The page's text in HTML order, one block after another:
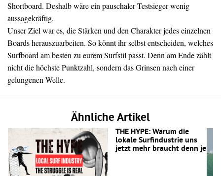
Shortboard. Deshalb wäre ein pauschaler Testsieger wenig
aussagekräftig.
Unser Ziel war es, die Stärken und den Charakter jedes einzelnen
Boards herauszuarbeiten. So könnt ihr selbst entscheiden, welches
Surfboard am besten zu eurem Surfstil passt. Denn am Ende zählt
nicht die höchste Punktzahl, sondern das Grinsen nach einer
gelungenen Welle.
Ähnliche Artikel
THE HYPE: Warum die
lokale Surfindustrie uns
jetzt mehr braucht denn je